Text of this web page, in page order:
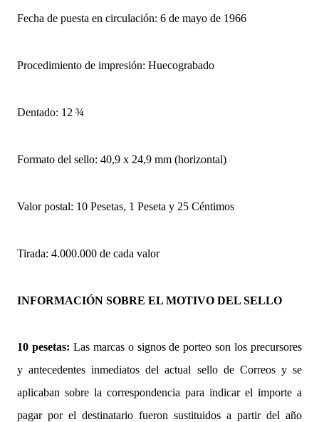
Fecha de puesta en circulación: 6 de mayo de 1966
Procedimiento de impresión: Huecograbado
Dentado: 12 ¾
Formato del sello: 40,9 x 24,9 mm (horizontal)
Valor postal: 10 Pesetas, 1 Peseta y 25 Céntimos
Tirada: 4.000.000 de cada valor
INFORMACIÓN SOBRE EL MOTIVO DEL SELLO
10 pesetas: Las marcas o signos de porteo son los precursores
y antecedentes inmediatos del actual sello de Correos y se
aplicaban sobre la correspondencia para indicar el importe a
pagar por el destinatario fueron sustituidos a partir del año